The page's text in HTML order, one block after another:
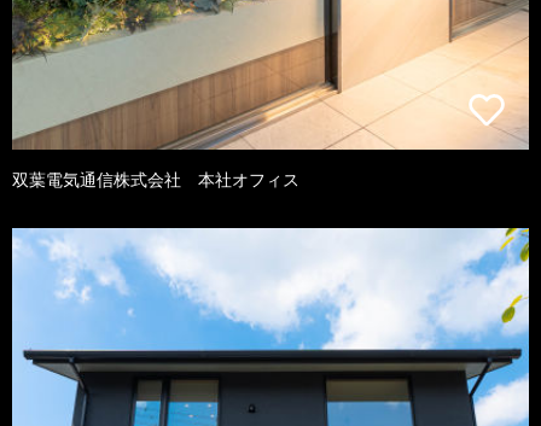
双葉電気通信株式会社 本社オフィス